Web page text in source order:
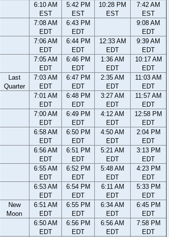
6:10 AM
EST
5:42 PM
EST
10:28 PM
EST
7:42 AM
EST
7:08 AM
EDT
6:43 PM
EDT
9:08 AM
EDT
7:06 AM
EDT
6:44 PM
EDT
12:33 AM
EDT
9:39 AM
EDT
7:05 AM
EDT
6:46 PM
EDT
1:36 AM
EDT
10:17 AM
EDT
Last
Quarter
7:03 AM
EDT
6:47 PM
EDT
2:35 AM
EDT
11:03 AM
EDT
7:01 AM
EDT
6:48 PM
EDT
3:27 AM
EDT
11:57 AM
EDT
7:00 AM
EDT
6:49 PM
EDT
4:12 AM
EDT
12:58 PM
EDT
6:58 AM
EDT
6:50 PM
EDT
4:50 AM
EDT
2:04 PM
EDT
6:56 AM
EDT
6:51 PM
EDT
5:21 AM
EDT
3:13 PM
EDT
6:55 AM
EDT
6:52 PM
EDT
5:48 AM
EDT
4:23 PM
EDT
6:53 AM
EDT
6:54 PM
EDT
6:11 AM
EDT
5:33 PM
EDT
New
Moon
6:51 AM
EDT
6:55 PM
EDT
6:34 AM
EDT
6:45 PM
EDT
6:50 AM
EDT
6:56 PM
EDT
6:56 AM
EDT
7:58 PM
EDT